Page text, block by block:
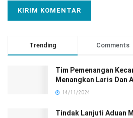
Trending Comments
Tim Pemenangan
Menangkan Laris Dan
14/11/2024
Tindak Lanjuti Aduan